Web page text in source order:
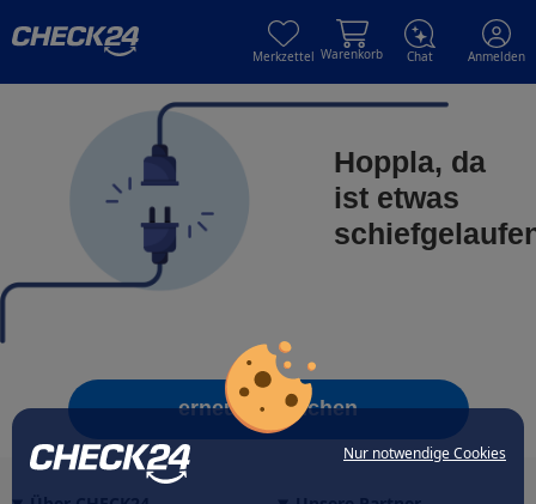
Nur notwendige Cookies
Merkzettel Warenkorb Chat Anmelden
Hoppla, da
ist etwas
erneut versuchen